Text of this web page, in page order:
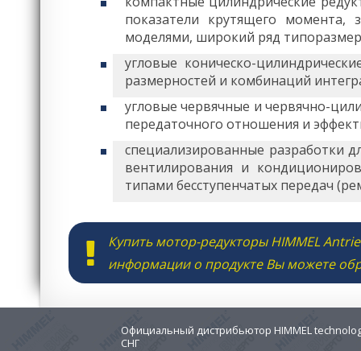
показатели крутящего момента,
моделями, широкий ряд
угловые коническо-
размерностей и комбинаций
угловые червячные и червячно-
передаточного отношения и
специализированные разработки
вентилирования и
типами бесступенчатых передач
Купить мотор-редукторы HIMMEL
информации о продукте Вы можете
Официальный дистрибьютор HIMMEL
СНГ